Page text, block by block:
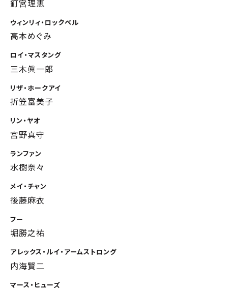
釘宮理恵
ウィンリィ・ロックベル
高本めぐみ
ロイ・マスタング
三木眞一郎
リザ・ホークアイ
折笠富美子
リン・ヤオ
宮野真守
ランファン
水樹奈々
メイ・チャン
後藤麻衣
フー
堀勝之祐
アレックス・ルイ・アームストロング
内海賢二
マース・ヒューズ